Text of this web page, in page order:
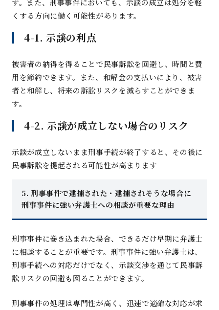
くする方向に働く可能性があります。
4-1.示談の利点
被害者の納得を得ることで民事訴訟を回避し、時間と費
用を節約できます。また、和解金の支払いにより、被害
者と和解し、将来の訴訟リスクを減らすことができま
す。
4-2.示談が成立しない場合のリスク
示談が成立しないまま刑事手続が終了すると、その後に
民事訴訟を提起される可能性が高まりま す
5. 刑事事件で逮捕された・逮捕されそうな場合に
刑事事件に強い弁護士への相談が重要な理由
刑事事件に巻き込まれた場合、できるだけ早期に弁護士
に相談することが重要です。刑事事件に強い弁護士は、
刑事手続への対応だけでなく、示談交渉を通じて民事訴
訟リスクの回避も図ることができます。
刑事事件の処理は専門性が高く、迅速で適確な対応が求